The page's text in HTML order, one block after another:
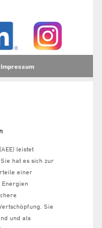
Impressum
leistet
hat es sich zur
einer
Sie
und als